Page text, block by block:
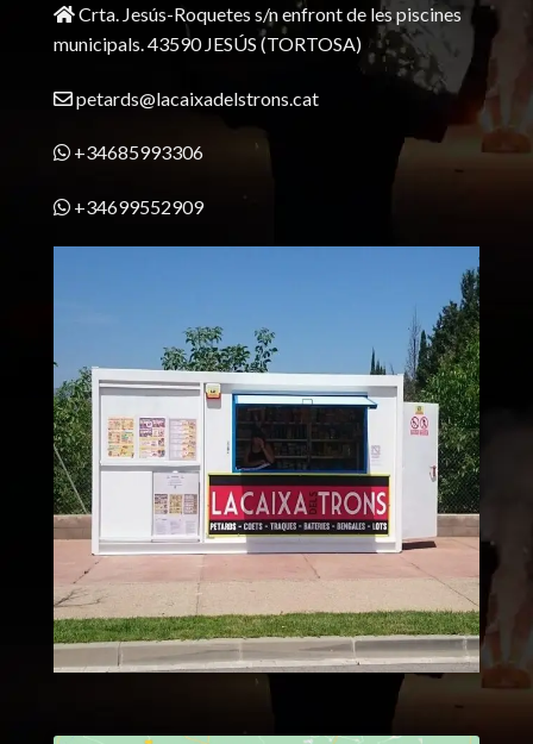
Crta. Jesús-Roquetes s/n enfront de les piscines
municipals. 43590 JESÚS (TORTOSA)
petards@lacaixadelstrons.cat
+34685993306
+34699552909